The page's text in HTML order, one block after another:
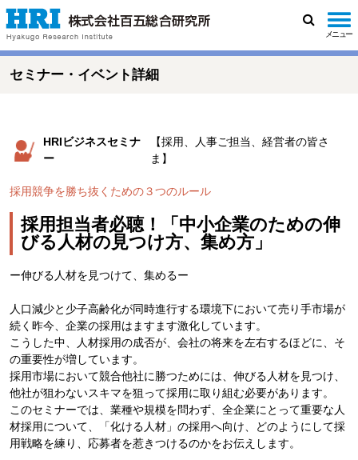
索
メニュー
セミナー・イベント詳細
HRIビジネスセミナ
ー
【採用、人事ご担当、経営者の皆さ
ま】
採用競争を勝ち抜くための３つのルール
採用担当者必聴！「中小企業のための伸
びる人材の見つけ方、集め方」
ー伸びる人材を見つけて、集めるー
人口減少と少子高齢化が同時進行する環境下において売り手市場が
続く昨今、企業の採用はますます激化しています。
こうした中、人材採用の成否が、会社の将来を左右するほどに、そ
の重要性が増しています。
採用市場において競合他社に勝つためには、伸びる人材を見つけ、
他社が狙わないスキマを狙って採用に取り組む必要があります。
このセミナーでは、業種や規模を問わず、全企業にとって重要な人
材採用について、「化ける人材」の採用へ向け、どのようにして採
用戦略を練り、応募者を惹きつけるのかをお伝えします。